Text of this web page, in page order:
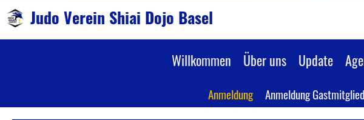
Judo Verein Shiai Dojo Basel
Willkommen Über uns Update
Anmeldung Anmeldung Gastmitglied